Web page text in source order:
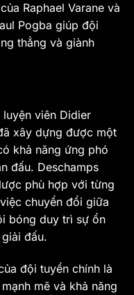
Raphael Varane và
Pogba giúp đội
thẳng và giành
viên Didier
xây dựng được một
khả năng ứng phó
đấu. Deschamps
phù hợp với từng
chuyển đổi giữa
bóng duy trì sự ổn
đấu.
đội tuyển chính là
mẽ và khả năng